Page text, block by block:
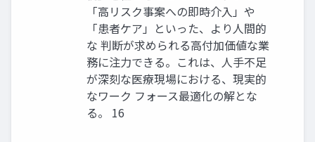
「高リスク事案への即時介入」や
「患者ケア」といった、より人間的
な 判断が求められる高付加価値な業
務に注力できる。これは、人手不足
が深刻な医療現場における、現実的
なワーク フォース最適化の解とな
る。 16